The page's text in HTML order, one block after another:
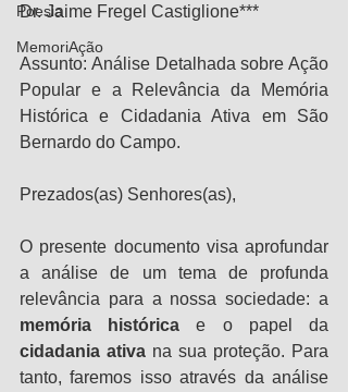
Poesia
MemoriAção
Dr. Jaime Fregel Castiglione***
Assunto: Análise Detalhada sobre Ação
Popular e a Relevância da Memória
Histórica e Cidadania Ativa em São
Bernardo do Campo.
Prezados(as) Senhores(as),
O presente documento visa aprofundar
a análise de um tema de profunda
memória histórica
cidadania ativa na sua proteção. Para
tanto, faremos isso através da análise